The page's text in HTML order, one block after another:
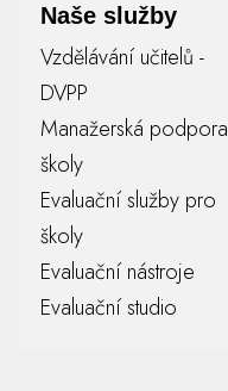
Naše služby
Vzdělávání učitelů -
DVPP
Manažerská podpora
školy
Evaluační služby pro
školy
Evaluační nástroje
Evaluační studio